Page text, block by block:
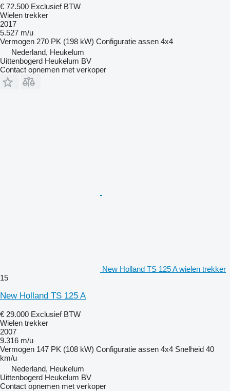
€ 72.500 Exclusief BTW
Wielen trekker
2017
5.527 m/u
Vermogen 270 PK (198 kW) Configuratie assen 4x4
Nederland, Heukelum
Uittenbogerd Heukelum BV
Contact opnemen met verkoper
New Holland TS 125 A wielen trekker
15
New Holland TS 125 A
€ 29.000 Exclusief BTW
Wielen trekker
2007
9.316 m/u
Vermogen 147 PK (108 kW) Configuratie assen 4x4 Snelheid 40
km/u
Nederland, Heukelum
Uittenbogerd Heukelum BV
Contact opnemen met verkoper